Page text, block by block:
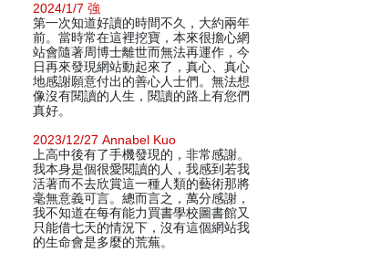
2024/1/7 強
第一次知道好讀的時間不久，大約兩年
前。當時常在這裡挖寶，本來很擔心網
站會隨著周博士離世而無法再運作，今
日再來發現網站動起來了，真心、真心
地感謝願意付出的善心人士們。無法想
像沒有閱讀的人生，閱讀的路上有您們
真好。
2023/12/27 Annabel Kuo
上高中後有了手機發現的，非常感謝。
我本身是個很愛閱讀的人，我感到若我
活著而不去欣賞這一種人類的藝術那將
毫無意義可言。總而言之，萬分感謝，
我不知道在每有能力買書學校圖書館又
只能借七天的情況下，沒有這個網站我
的生命會是多麼的荒蕪。